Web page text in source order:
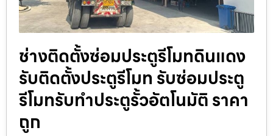
ช่างติดตั้งซ่อมประตูรีโมทดินแดง
รับติดตั้งประตูรีโมท รับซ่อมประตู
รีโมทรับทำประตูรั้วอัตโนมัติ ราคา
ถูก